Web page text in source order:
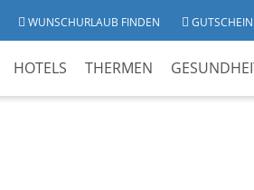
WUNSCHURLAUB FINDEN
HOTELS THERMEN